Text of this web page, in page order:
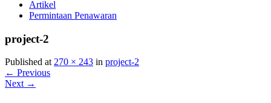
Artikel
Permintaan Penawaran
project-2
Published at 270 × 243 in project-2
← Previous
Next →